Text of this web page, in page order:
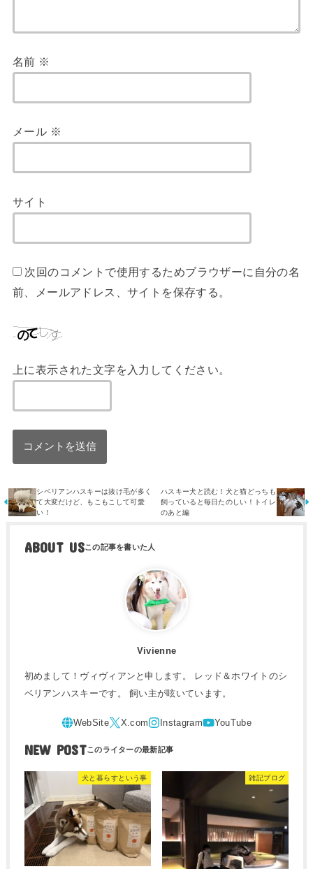
名前 ※
メール ※
サイト
次回のコメントで使用するためブラウザーに自分の名
前、メールアドレス、サイトを保存する。
上に表示された文字を入力してください。
シベリアンハスキーは抜け毛が多く
て大変だけど、もこもこして可愛
い！
ハスキー犬と読む！犬と猫どっちも
飼っていると毎日たのしい！トイレ
のあと編
ABOUT US
Vivienne
初めまして！ヴィヴィアンと申します。 レッド＆ホワイトのシ
ベリアンハスキーです。 飼い主が呟いています。
NEW POST
犬と暮らすという事 雑記ブログ